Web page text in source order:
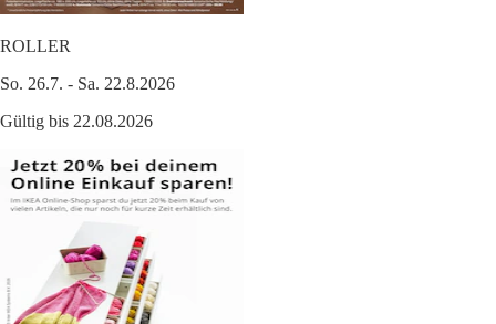
ROLLER
So. 26.7. - Sa. 22.8.2026
Gültig bis 22.08.2026